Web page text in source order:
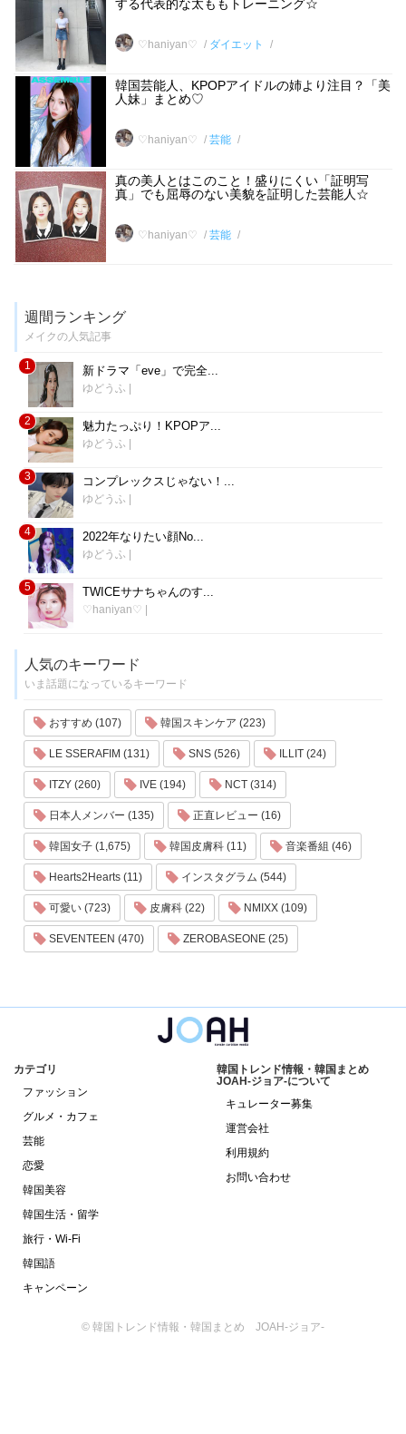
する代表的な太ももトレーニング☆
♡haniyan♡ ダイエット
韓国芸能人、KPOPアイドルの姉より注目？「美
人妹」まとめ♡
♡haniyan♡ 芸能
真の美人とはこのこと！盛りにくい「証明写
真」でも屈辱のない美貌を証明した芸能人☆
♡haniyan♡ 芸能
週間ランキング
メイクの人気記事
1 新ドラマ「eve」で完全...
ゆどうふ
2 魅力たっぷり！KPOPア...
ゆどうふ
3 コンプレックスじゃない！...
ゆどうふ
4 2022年なりたい顔No...
ゆどうふ
5 TWICEサナちゃんのす...
♡haniyan♡
人気のキーワード
いま話題になっているキーワード
おすすめ (107) 韓国スキンケア (223)
LE SSERAFIM (131) SNS (526) ILLIT (24)
ITZY (260) IVE (194) NCT (314)
日本人メンバー (135) 正直レビュー (16)
韓国女子 (1,675) 韓国皮膚科 (11) 音楽番組 (46)
Hearts2Hearts (11) インスタグラム (544)
可愛い (723) 皮膚科 (22) NMIXX (109)
SEVENTEEN (470) ZEROBASEONE (25)
カテゴリ
ファッション
グルメ・カフェ
芸能
恋愛
韓国美容
韓国生活・留学
旅行・Wi-Fi
韓国語
キャンペーン
韓国トレンド情報・韓国まとめ
JOAH-ジョア-について
キュレーター募集
運営会社
利用規約
お問い合わせ
© 韓国トレンド情報・韓国まとめ JOAH-ジョア-